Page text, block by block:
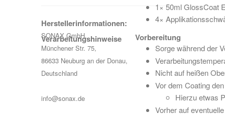
Herstellerinformationen:
SONAX GmbH,
Münchener Str. 75,
86633 Neuburg an der Donau,
Deutschland
info@sonax.de
1× 50ml GlossCoat
4×
Verarbeitungshinweise Vorbereitung
Sorge während der
Nicht auf heißen
Vor dem Coating
Hierzu etwas
Vorher auf